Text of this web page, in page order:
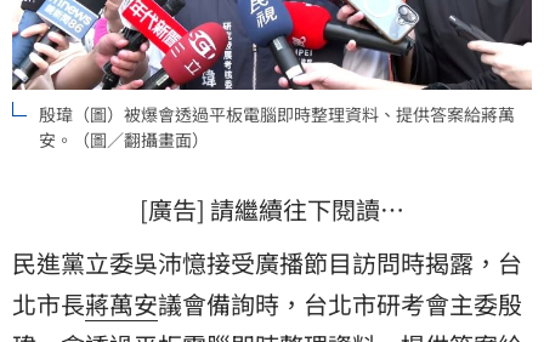
殷瑋（圖）被爆會透過平板電腦即時整理資料、提供答案給蔣萬
安。（圖／翻攝畫面）
[廣告] 請繼續往下閱讀…
民進黨立委吳沛憶接受廣播節目訪問時揭露，台
北市長蔣萬安議會備詢時，台北市研考會主委殷